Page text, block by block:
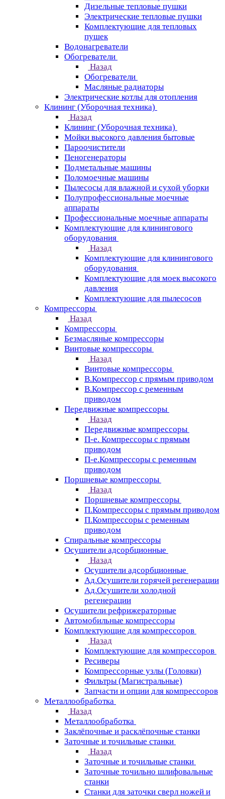
Дизельные тепловые пушки
Электрические тепловые пушки
Комплектующие для тепловых
пушек
Водонагреватели
Обогреватели
Назад
Обогреватели
Масляные радиаторы
Электрические котлы для отопления
Клининг (Уборочная техника)
Назад
Клининг (Уборочная техника)
Мойки высокого давления бытовые
Пароочистители
Пеногенераторы
Подметальные машины
Поломоечные машины
Пылесосы для влажной и сухой уборки
Полупрофессиональные моечные
аппараты
Профессиональные моечные аппараты
Комплектующие для клинингового
оборудования
Назад
Комплектующие для клинингового
оборудования
Комплектующие для моек высокого
давления
Комплектующие для пылесосов
Компрессоры
Назад
Компрессоры
Безмасляные компрессоры
Винтовые компрессоры
Назад
Винтовые компрессоры
В.Компрессор с прямым приводом
В.Компрессор с ременным
приводом
Передвижные компрессоры
Назад
Передвижные компрессоры
П-е. Компрессоры с прямым
приводом
П-е.Компрессоры с ременным
приводом
Поршневые компрессоры
Назад
Поршневые компрессоры
П.Компрессоры с прямым приводом
П.Компрессоры с ременным
приводом
Спиральные компрессоры
Осушители адсорбционные
Назад
Осушители адсорбционные
Ад.Осушители горячей регенерации
Ад.Осушители холодной
регенерации
Осушители рефрижераторные
Автомобильные компрессоры
Комплектующие для компрессоров
Назад
Комплектующие для компрессоров
Ресиверы
Компрессорные узлы (Головки)
Фильтры (Магистральные)
Запчасти и опции для компрессоров
Металлообработка
Назад
Металлообработка
Заклёпочные и расклёпочные станки
Заточные и точильные станки
Назад
Заточные и точильные станки
Заточные точильно шлифовальные
станки
Станки для заточки сверл ножей и